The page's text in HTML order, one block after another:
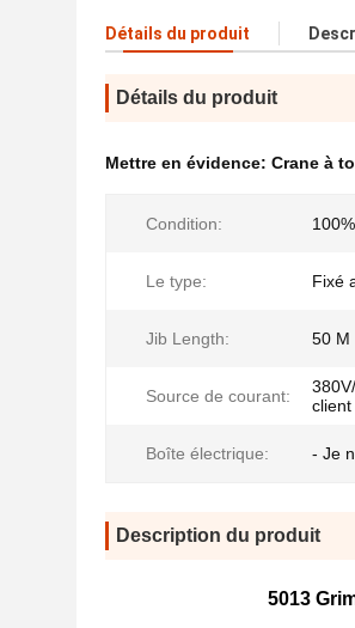
Détails du produit
Détails du produit
Mettre en évidence: Crane à
Condition:
Le type: Fixé
Jib Length: 50 M
Source de courant:
client
Boîte électrique: - Je
Description du produit
5013